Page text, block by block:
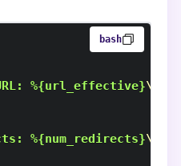
bash
%{url_effective}\n
%{num_redirects}\n